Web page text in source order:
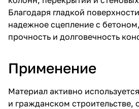
Благодаря гладкой
надежное сцепление с
прочность и долговечность
Применение
Материал активно
и гражданском строительстве,